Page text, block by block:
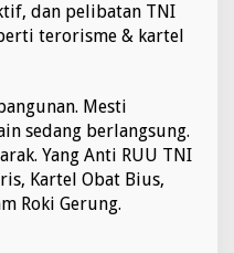
dan pelibatan TNI
terorisme & kartel
Mesti
sedang berlangsung.
Yang Anti RUU TNI
Kartel Obat Bius,
Roki Gerung.